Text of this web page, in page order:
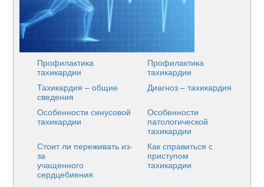
Профилактика
тахикардии
Профилактика
тахикардии
Тахикардия – общие
сведения
Диагноз – тахикардия
Особенности синусовой
тахикардии
Особенности
патологической
тахикардии
Стоит ли переживать из-
за
учащенного
сердцебиения
Как справиться с
приступом
тахикардии